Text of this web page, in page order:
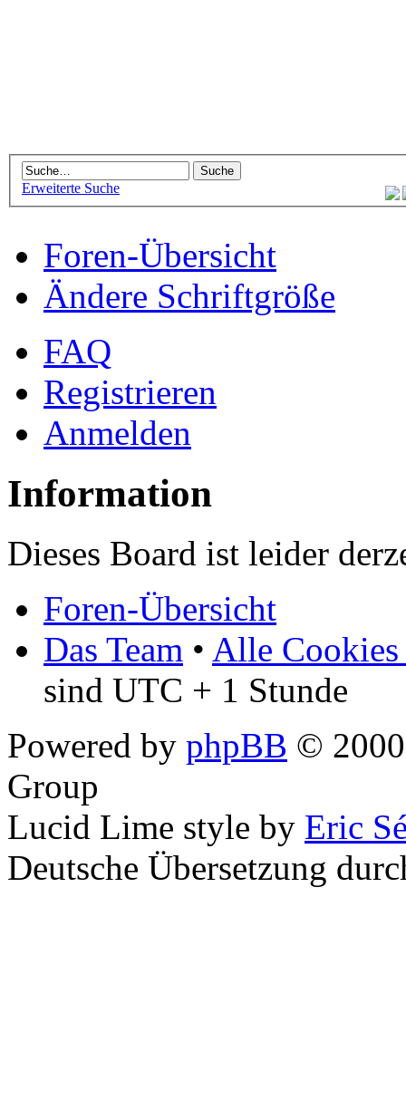
Erweiterte Suche
Foren-Übersicht
Ändere Schriftgröße
FAQ
Registrieren
Anmelden
Information
Dieses Board ist leider
Foren-Übersicht
Das Team • Alle Cookies
sind UTC + 1 Stunde
Powered by phpBB ©
Group
Lucid Lime style by Eric
Deutsche Übersetzung